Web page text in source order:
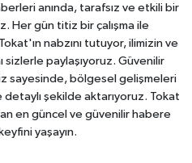
anında, tarafsız ve etkili bir
Her gün titiz bir çalışma ile
nabzını tutuyor, ilimizin ve
sizlerle paylaşıyoruz. Güvenilir
sayesinde, bölgesel gelişmeleri
detaylı şekilde aktarıyoruz. Tokat
en güncel ve güvenilir habere
yaşayın.